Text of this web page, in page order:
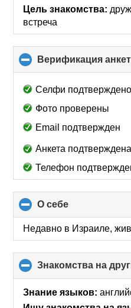
Цель знакомства:
встреча
Верификация
Селфи подтверждено
Фото проверены
Email подтвержден
Анкета
Телефон
О себе
to
collapse
contents
Недавно в Израиле,
Знакомства на
Знание языков: